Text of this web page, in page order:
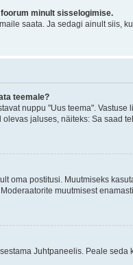
minult sisselogimise.
saata. Ja sedagi ainult siis,
teemale?
nuppu "Uus teema".
jaluses, näiteks: Sa saad
oma postitusi. Muutmiseks
muutmisest
Juhtpaneelis. Peale